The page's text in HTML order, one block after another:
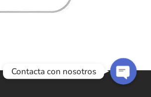
Contacta con nosotros